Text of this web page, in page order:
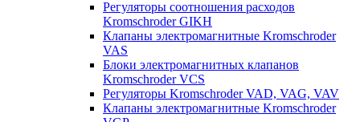
Регуляторы соотношения расходов
Kromschroder GIKH
Клапаны электромагнитные Kromschroder
VAS
Блоки электромагнитных клапанов
Kromschroder VCS
Регуляторы Kromschroder VAD, VAG, VAV
Клапаны электромагнитные Kromschroder